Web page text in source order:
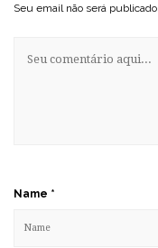
Seu email não será publicado.
Name *